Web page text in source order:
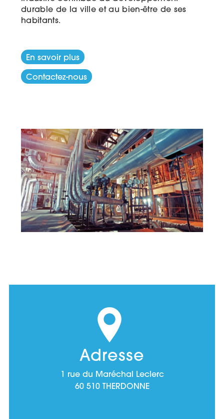
durable de la ville et au bien-être de ses
habitants.
En savoir plus
Contactez-nous
Adresse
1 rue du Maréchal Leclerc
60 510 THERDONNE